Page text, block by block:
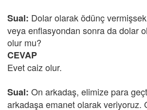
Sual: Dolar olarak ödünç
veya enflasyondan sonra da dolar
olur mu?
CEVAP
Evet caiz olur.
Sual: On arkadaş, elimize para
arkadaşa emanet olarak veriyoruz.